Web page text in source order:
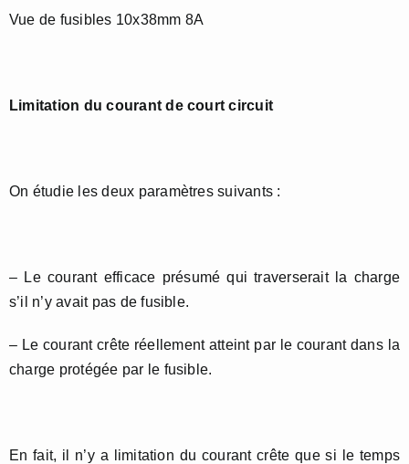
Vue de fusibles 10x38mm 8A
Limitation du courant de court circuit
On étudie les deux paramètres suivants :
– Le courant efficace présumé qui traverserait la charge
s’il n’y avait pas de fusible.
– Le courant crête réellement atteint par le courant dans la
charge protégée par le fusible.
En fait, il n’y a limitation du courant crête que si le temps